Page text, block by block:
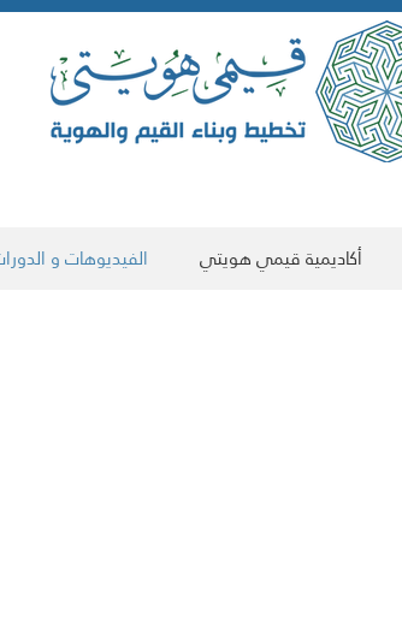
أكاديمية قيمي هويتي الفيديوهات و